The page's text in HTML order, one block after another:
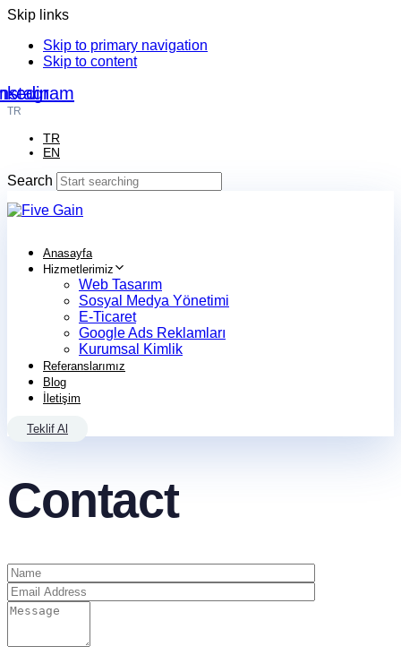
Skip links
Skip to primary navigation
Skip to content
TR
TR
EN
Search
Anasayfa
Hizmetlerimiz
Web Tasarım
Sosyal Medya Yönetimi
E-Ticaret
Google Ads Reklamları
Kurumsal Kimlik
Referanslarımız
Blog
İletişim
Teklif Al
Contact